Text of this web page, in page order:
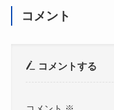
コメント
コメントする